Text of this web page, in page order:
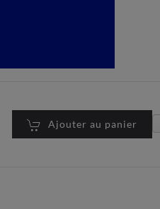
Ajouter au panier